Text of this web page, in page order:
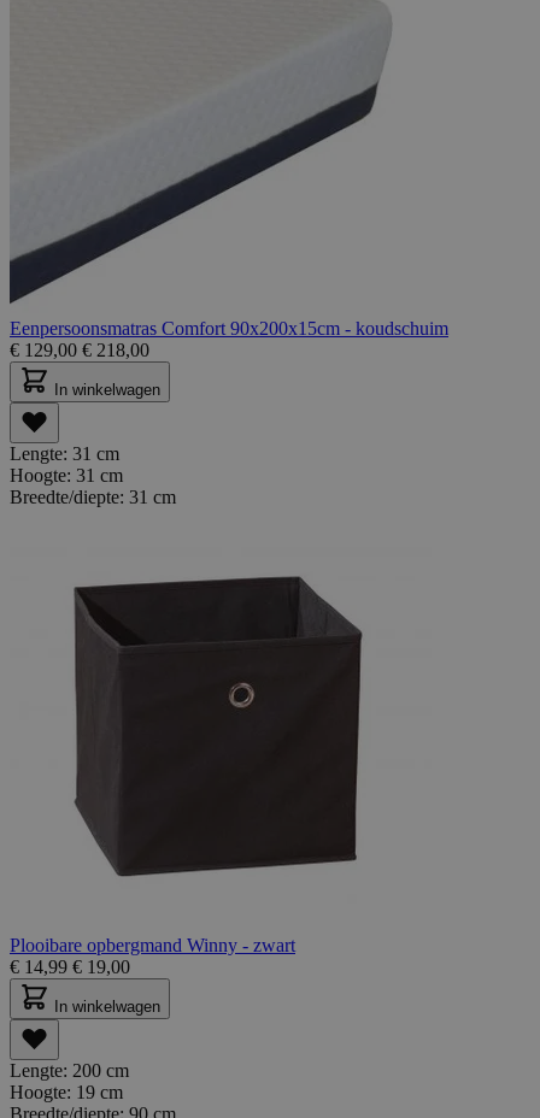
Eenpersoonsmatras Comfort 90x200x15cm - koudschuim
€ 129,00 € 218,00
In winkelwagen
Lengte: 31 cm
Hoogte: 31 cm
Breedte/diepte: 31 cm
Plooibare opbergmand Winny - zwart
€ 14,99 € 19,00
In winkelwagen
Lengte: 200 cm
Hoogte: 19 cm
Breedte/diepte: 90 cm